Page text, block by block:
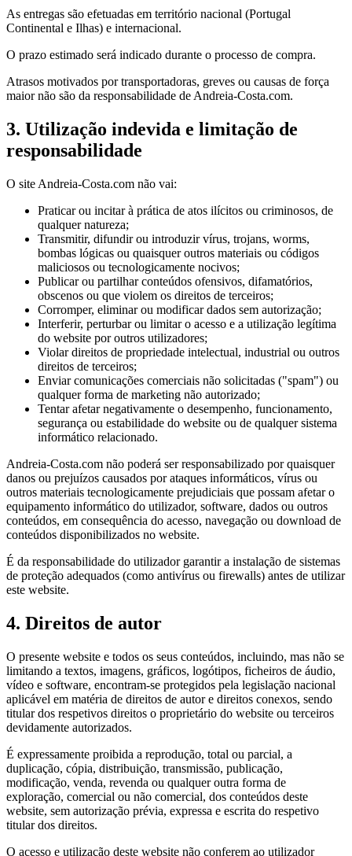
As entregas são efetuadas em território nacional (Portugal
Continental e Ilhas) e internacional.
O prazo estimado será indicado durante o processo de compra.
Atrasos motivados por transportadoras, greves ou causas de força
maior não são da responsabilidade de Andreia-Costa.com.
3. Utilização indevida e limitação de
responsabilidade
O site Andreia-Costa.com não vai:
Praticar ou incitar à prática de atos ilícitos ou criminosos, de
qualquer natureza;
Transmitir, difundir ou introduzir vírus, trojans, worms,
bombas lógicas ou quaisquer outros materiais ou códigos
maliciosos ou tecnologicamente nocivos;
Publicar ou partilhar conteúdos ofensivos, difamatórios,
obscenos ou que violem os direitos de terceiros;
Corromper, eliminar ou modificar dados sem autorização;
Interferir, perturbar ou limitar o acesso e a utilização legítima
do website por outros utilizadores;
Violar direitos de propriedade intelectual, industrial ou outros
direitos de terceiros;
Enviar comunicações comerciais não solicitadas ("spam") ou
qualquer forma de marketing não autorizado;
Tentar afetar negativamente o desempenho, funcionamento,
segurança ou estabilidade do website ou de qualquer sistema
informático relacionado.
Andreia-Costa.com não poderá ser responsabilizado por quaisquer
danos ou prejuízos causados por ataques informáticos, vírus ou
outros materiais tecnologicamente prejudiciais que possam afetar o
equipamento informático do utilizador, software, dados ou outros
conteúdos, em consequência do acesso, navegação ou download de
conteúdos disponibilizados no website.
É da responsabilidade do utilizador garantir a instalação de sistemas
de proteção adequados (como antivírus ou firewalls) antes de utilizar
este website.
4. Direitos de autor
O presente website e todos os seus conteúdos, incluindo, mas não se
limitando a textos, imagens, gráficos, logótipos, ficheiros de áudio,
vídeo e software, encontram-se protegidos pela legislação nacional
aplicável em matéria de direitos de autor e direitos conexos, sendo
titular dos respetivos direitos o proprietário do website ou terceiros
devidamente autorizados.
É expressamente proibida a reprodução, total ou parcial, a
duplicação, cópia, distribuição, transmissão, publicação,
modificação, venda, revenda ou qualquer outra forma de
exploração, comercial ou não comercial, dos conteúdos deste
website, sem autorização prévia, expressa e escrita do respetivo
titular dos direitos.
O acesso e utilização deste website não conferem ao utilizador